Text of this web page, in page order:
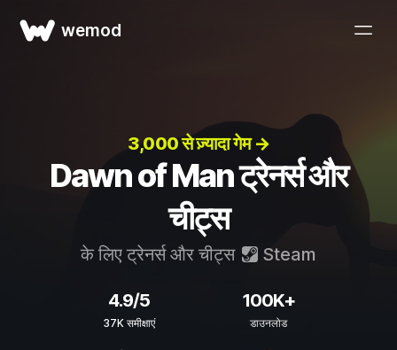
wemod
3,000 से ज़्यादा गेम →
Dawn of Man ट्रेनर्स और
चीट्स
के लिए ट्रेनर्स और चीट्स Steam
4.9/5
37K समीक्षाएं
100K+
डाउनलोड